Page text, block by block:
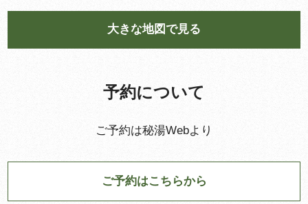
大きな地図で見る
予約について
ご予約は秘湯Webより
ご予約はこちらから